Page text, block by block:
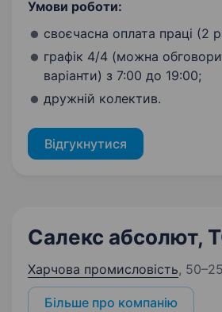
Умови роботи:
своєчасна оплата праці (2
графік 4/4 (можна
варіанти) з 7:00 до 19:00;
дружній колектив.
Відгукнутися
Салекс абсолют,
Харчова промисловість,
Більше про компанію